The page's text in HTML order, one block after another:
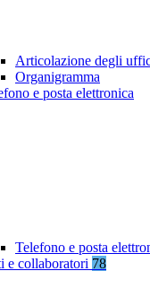
Articolazione degli
Organigramma
e posta elettronica
Telefono e posta
e collaboratori 78